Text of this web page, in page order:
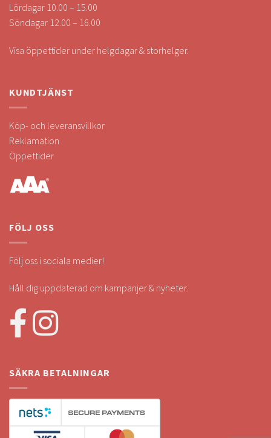
Lördagar 10.00 – 15.00
Söndagar 12.00 – 16.00
Visa öppettider under helgdagar & storhelger.
KUNDTJÄNST
Köp- och leveransvillkor
Reklamation
Öppettider
FÖLJ OSS
Följ oss i sociala medier!
Håll dig uppdaterad om kampanjer & nyheter.
SÄKRA BETALNINGAR